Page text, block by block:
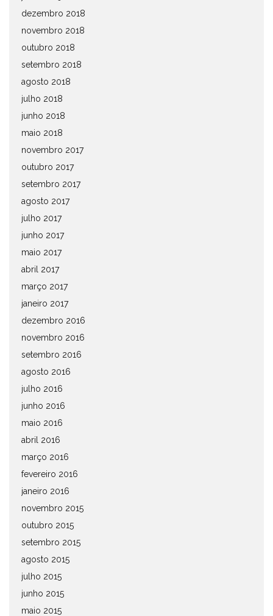
dezembro 2018
novembro 2018
outubro 2018
setembro 2018
agosto 2018
julho 2018
junho 2018
maio 2018
novembro 2017
outubro 2017
setembro 2017
agosto 2017
julho 2017
junho 2017
maio 2017
abril 2017
março 2017
janeiro 2017
dezembro 2016
novembro 2016
setembro 2016
agosto 2016
julho 2016
junho 2016
maio 2016
abril 2016
março 2016
fevereiro 2016
janeiro 2016
novembro 2015
outubro 2015
setembro 2015
agosto 2015
julho 2015
junho 2015
maio 2015